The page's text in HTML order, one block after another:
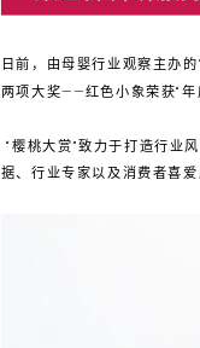
日前，由母婴行业观察主办
两项大奖——红色小象荣获“年
“樱桃大赏”致力于打造行业
据、行业专家以及消费者喜